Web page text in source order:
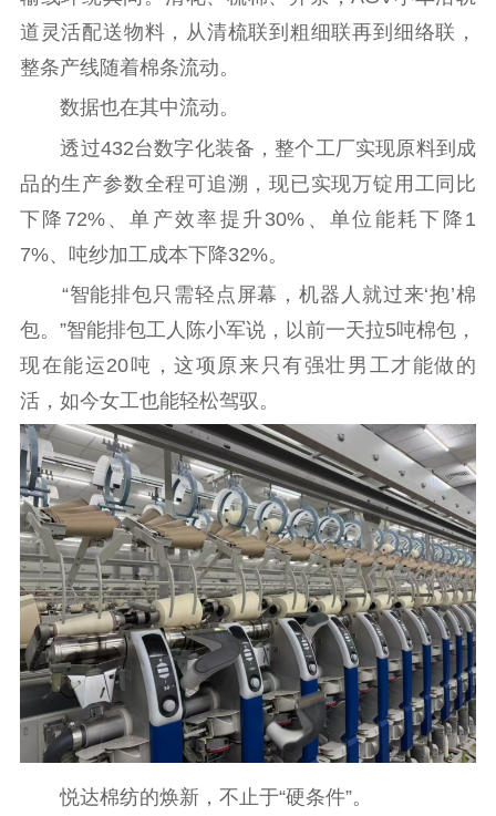
文化产业
统计分析
数字出版
审读服务
新闻发布工作备
案管理系统
电影
服务
理论宣讲
共建共享平台
责任编辑注册
业务申报系统
道灵活配送物料，从清梳联到粗细联再到细络联，
整条产线随着棉条流动。
数据也在其中流动。
透过432台数字化装备，整个工厂实现原料到成
品的生产参数全程可追溯，现已实现万锭用工同比
下降72%、单产效率提升30%、单位能耗下降1
7%、吨纱加工成本下降32%。
“智能排包只需轻点屏幕，机器人就过来‘抱’棉
包。”智能排包工人陈小军说，以前一天拉5吨棉包，
现在能运20吨，这项原来只有强壮男工才能做的
活，如今女工也能轻松驾驭。
悦达棉纺的焕新，不止于“硬条件”。